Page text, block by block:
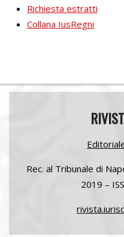
Richiesta estratti
Collana IusRegni
Rec. al Tribunale di
2019 –